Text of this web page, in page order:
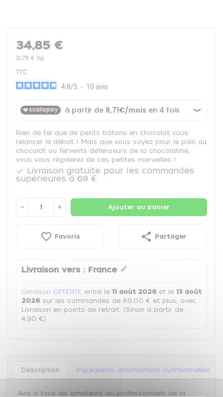
34,85 €
21,78 € Kg
TTC
4.8/5 - 10 avis
Rien de tel que de petits bâtons en chocolat vous
relancer le débat ! Mais que vous soyez pour le pain au
chocolat ou fervents défenseurs de la chocolatine,
vous vous régalerez de ces petites merveilles !

Livraison gratuite pour les commandes
supérieures à 69 €
− + Ajouter au panier
favorite_border Favoris share Partager
Livraison vers : France edit
Livraison OFFERTE entre le 11 août 2026 et le 13 août
2026 sur les commandes de 69,00 € et plus, avec
Livraison en points de retrait. (Sinon à partir de
4,90 €)
Description Ingrédients, informations nutritionnelles
Avis à tous les amateurs ou professionnels de la